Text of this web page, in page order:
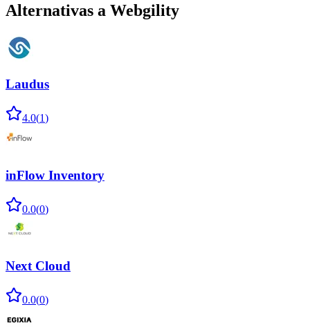
Alternativas a Webgility
Laudus
4.0(1)
inFlow Inventory
0.0(0)
Next Cloud
0.0(0)